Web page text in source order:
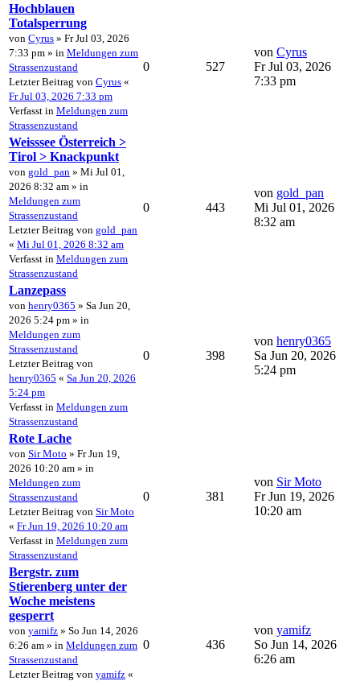
Hochblauen
Totalsperrung
von Cyrus » Fr Jul 03, 2026
7:33 pm » in Meldungen zum
Strassenzustand
Letzter Beitrag von Cyrus «
Fr Jul 03, 2026 7:33 pm
Verfasst in Meldungen zum
Strassenzustand
0 527
von Cyrus
Fr Jul 03, 2026
7:33 pm
Weisssee Österreich >
Tirol > Knackpunkt
von gold_pan » Mi Jul 01,
2026 8:32 am » in
Meldungen zum
Strassenzustand
Letzter Beitrag von gold_pan
« Mi Jul 01, 2026 8:32 am
Verfasst in Meldungen zum
Strassenzustand
0 443
von gold_pan
Mi Jul 01, 2026
8:32 am
Lanzepass
von henry0365 » Sa Jun 20,
2026 5:24 pm » in
Meldungen zum
Strassenzustand
Letzter Beitrag von
henry0365 « Sa Jun 20, 2026
5:24 pm
Verfasst in Meldungen zum
Strassenzustand
0 398
von henry0365
Sa Jun 20, 2026
5:24 pm
Rote Lache
von Sir Moto » Fr Jun 19,
2026 10:20 am » in
Meldungen zum
Strassenzustand
Letzter Beitrag von Sir Moto
« Fr Jun 19, 2026 10:20 am
Verfasst in Meldungen zum
Strassenzustand
0 381
von Sir Moto
Fr Jun 19, 2026
10:20 am
Bergstr. zum
Stierenberg unter der
Woche meistens
gesperrt
von yamifz » So Jun 14, 2026
6:26 am » in Meldungen zum
Strassenzustand
Letzter Beitrag von yamifz «
0 436
von yamifz
So Jun 14, 2026
6:26 am